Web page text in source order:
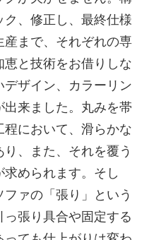
、修正し、最終仕様
産まで、それぞれの専
と技術をお借りしな
ザイン、カラーリン
来ました。丸みを帯
において、滑らかな
、また、それを覆う
められます。そし
ァの「張り」という
張り具合や固定する